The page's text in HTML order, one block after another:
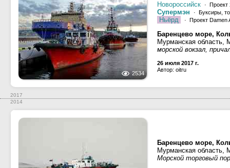
2534
Новороссийск · Проект
Супермэн · Буксиры,
Ньёрд · Проект Damen
Баренцево море,
Мурманская область,
морской вокзал,
26 июля 2017 г.
Автор: oitru
2017
2014
Баренцево море,
Мурманская область,
Морской торговый